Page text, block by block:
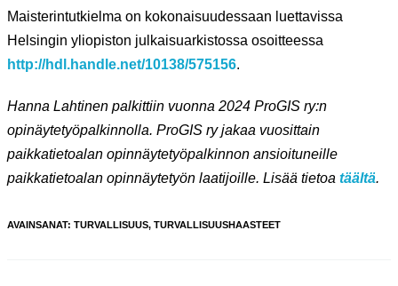
Maisterintutkielma on kokonaisuudessaan luettavissa
Helsingin yliopiston julkaisuarkistossa osoitteessa
http://hdl.handle.net/10138/575156.
Hanna Lahtinen palkittiin vuonna 2024 ProGIS ry:n
opinäytetyöpalkinnolla. ProGIS ry jakaa vuosittain
paikkatietoalan opinnäytetyöpalkinnon ansioituneille
paikkatietoalan opinnäytetyön laatijoille. Lisää tietoa täältä.
AVAINSANAT: TURVALLISUUS, TURVALLISUUSHAASTEET